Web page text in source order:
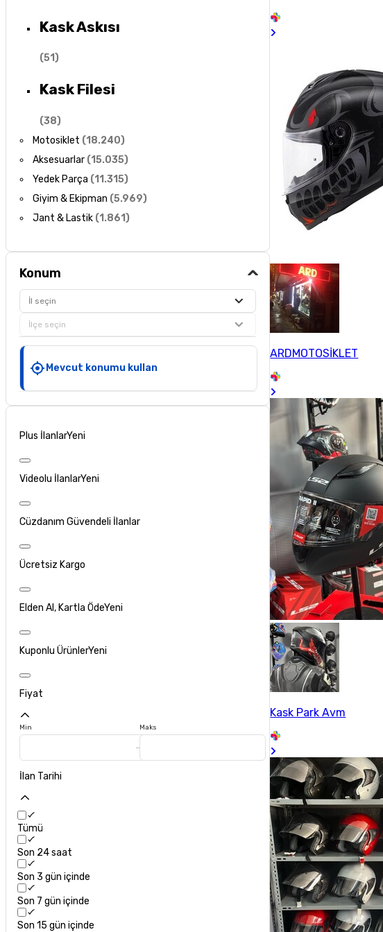
Kask Askısı
(51)
Kask Filesi
(38)
Motosiklet (18.240)
Aksesuarlar (15.035)
Yedek Parça (11.315)
Giyim & Ekipman (5.969)
Jant & Lastik (1.861)
Konum
İl seçin
İlçe seçin
Mevcut konumu kullan
Plus İlanlarYeni
Videolu İlanlarYeni
Cüzdanım Güvendeli İlanlar
Ücretsiz Kargo
Elden Al, Kartla ÖdeYeni
Kuponlu ÜrünlerYeni
Fiyat
Min Maks
İlan Tarihi
Tümü
Son 24 saat
Son 3 gün içinde
Son 7 gün içinde
Son 15 gün içinde
ARDMOTOSİKLET
Kask Park Avm